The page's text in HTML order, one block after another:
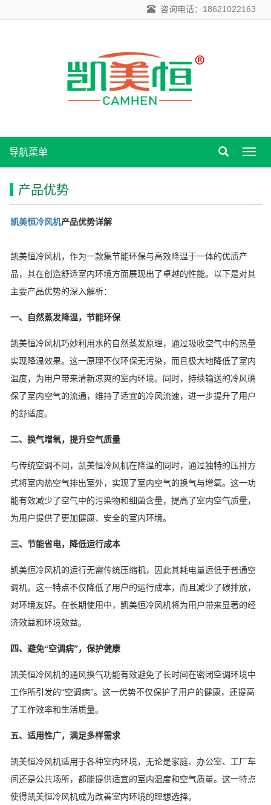
咨询电话：18621022163
导
导航菜单
产品优势
凯美恒冷风机产品优势详解
凯美恒冷风机，作为一款集节能环保与高效降温于一体的优质产
品，其在创造舒适室内环境方面展现出了卓越的性能。以下是对其
主要产品优势的深入解析：
一、自然蒸发降温，节能环保
凯美恒冷风机巧妙利用水的自然蒸发原理，通过吸收空气中的热量
实现降温效果。这一原理不仅环保无污染，而且极大地降低了室内
温度，为用户带来清新凉爽的室内环境。同时，持续输送的冷风确
保了室内空气的流通，维持了适宜的冷风流速，进一步提升了用户
的舒适度。
二、换气增氧，提升空气质量
与传统空调不同，凯美恒冷风机在降温的同时，通过独特的压排方
式将室内热空气排出室外，实现了室内空气的换气与增氧。这一功
能有效减少了空气中的污染物和细菌含量，提高了室内空气质量，
为用户提供了更加健康、安全的室内环境。
三、节能省电，降低运行成本
凯美恒冷风机的运行无需传统压缩机，因此其耗电量远低于普通空
调机。这一特点不仅降低了用户的运行成本，而且减少了碳排放，
对环境友好。在长期使用中，凯美恒冷风机将为用户带来显著的经
济效益和环境效益。
四、避免“空调病”，保护健康
凯美恒冷风机的通风换气功能有效避免了长时间在密闭空调环境中
工作所引发的“空调病”。这一优势不仅保护了用户的健康，还提高
了工作效率和生活质量。
五、适用性广，满足多样需求
凯美恒冷风机适用于各种室内环境，无论是家庭、办公室、工厂车
间还是公共场所，都能提供适宜的室内温度和空气质量。这一特点
使得凯美恒冷风机成为改善室内环境的理想选择。